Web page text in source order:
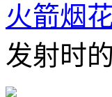
火箭烟
发射时